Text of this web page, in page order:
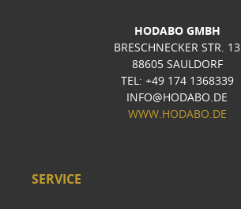
HODABO GMBH
BRESCHNECKER STR. 13
88605 SAULDORF
TEL: +49 174 1368339
INFO@HODABO.DE
WWW.HODABO.DE
SERVICE